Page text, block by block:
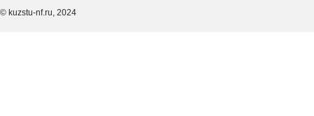
© kuzstu-nf.ru, 2024